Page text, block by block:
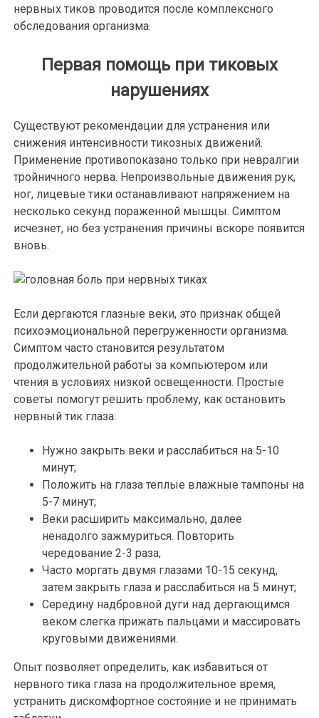
нервных тиков проводится после комплексного
обследования организма.
Первая помощь при тиковых
нарушениях
Существуют рекомендации для устранения или
снижения интенсивности тикозных движений.
Применение противопоказано только при невралгии
тройничного нерва. Непроизвольные движения рук,
ног, лицевые тики останавливают напряжением на
несколько секунд пораженной мышцы. Симптом
исчезнет, но без устранения причины вскоре появится
вновь.
Если дергаются глазные веки, это признак общей
психоэмоциональной перегруженности организма.
Симптом часто становится результатом
продолжительной работы за компьютером или
чтения в условиях низкой освещенности. Простые
советы помогут решить проблему, как остановить
нервный тик глаза:
Нужно закрыть веки и расслабиться на 5-10
минут;
Положить на глаза теплые влажные тампоны на
5-7 минут;
Веки расширить максимально, далее
ненадолго зажмуриться. Повторить
чередование 2-3 раза;
Часто моргать двумя глазами 10-15 секунд,
затем закрыть глаза и расслабиться на 5 минут;
Середину надбровной дуги над дергающимся
веком слегка прижать пальцами и массировать
круговыми движениями.
Опыт позволяет определить, как избавиться от
нервного тика глаза на продолжительное время,
устранить дискомфортное состояние и не принимать